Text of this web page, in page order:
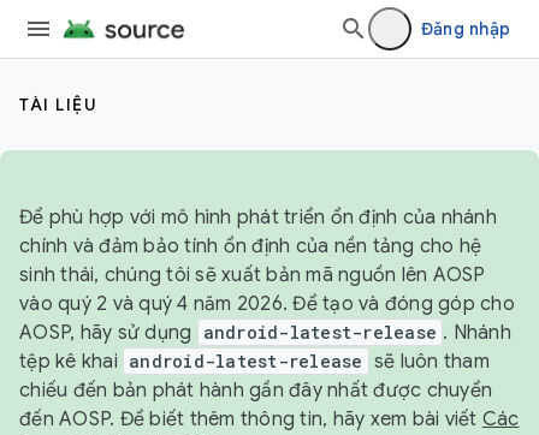
Đăng nhập
TÀI LIỆU
Để phù hợp với mô hình phát triển ổn định của nhánh
chính và đảm bảo tính ổn định của nền tảng cho hệ
sinh thái, chúng tôi sẽ xuất bản mã nguồn lên AOSP
vào quý 2 và quý 4 năm 2026. Để tạo và đóng góp cho
AOSP, hãy sử dụng
android-latest-release . Nhánh
tệp kê khai android-latest-release sẽ luôn tham
chiếu đến bản phát hành gần đây nhất được chuyển
đến AOSP. Để biết thêm thông tin, hãy xem bài viết Các